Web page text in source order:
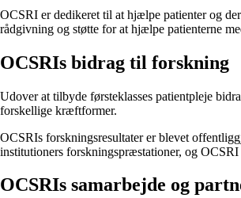
OCSRI er dedikeret til at hjælpe patienter og
rådgivning og støtte for at hjælpe patienterne
OCSRIs bidrag til forskning
Udover at tilbyde førsteklasses patientpleje
​​forskellige kræftformer.
OCSRIs forskningsresultater er blevet
institutioners forskningspræstationer, og
OCSRIs samarbejde og